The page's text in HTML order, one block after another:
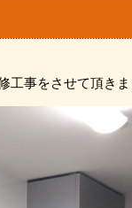
工事をさせて頂き